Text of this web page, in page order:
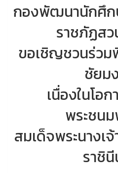
กองพัฒนานักศึก
ราชภัฏส
ขอเชิญชวนร่วม
ชัยม
เนื่องในโอ
พระชน
สมเด็จพระนางเ
ราชิ